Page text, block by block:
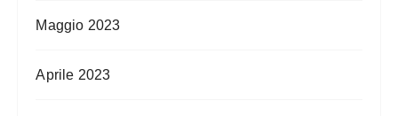
Maggio 2023
Aprile 2023